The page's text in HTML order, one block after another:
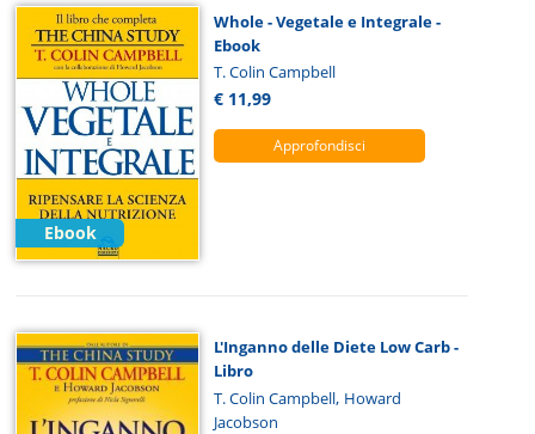
Ebook
Whole - Vegetale e Integrale -
Ebook
T. Colin Campbell
€ 11,99
Approfondisci
L'Inganno delle Diete Low Carb -
Libro
T. Colin Campbell, Howard
Jacobson